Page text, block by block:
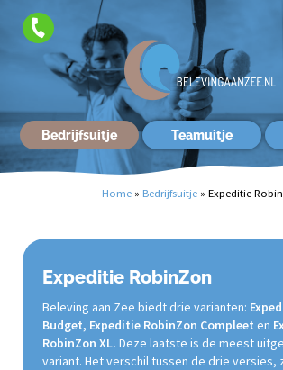
Bedrijfsuitje Teamuitje
Contact
Home » Bedrijfsuitje » Expeditie
Expeditie RobinZon
Beleving aan Zee biedt drie varianten:
Budget, Expeditie RobinZon Compleet en
RobinZon XL. Deze laatste is de meest
variant. Het verschil tussen de drie versies,